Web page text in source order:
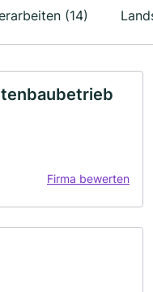
(14)
Firma bewerten